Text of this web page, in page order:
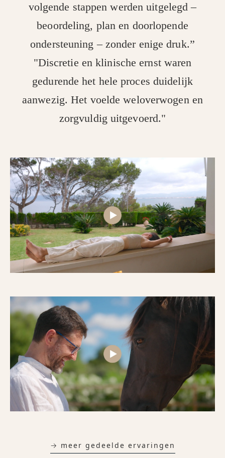
volgende stappen werden uitgelegd –
beoordeling, plan en doorlopende
ondersteuning – zonder enige druk.”
"Discretie en klinische ernst waren
gedurende het hele proces duidelijk
aanwezig. Het voelde weloverwogen en
zorgvuldig uitgevoerd."
→ meer gedeelde ervaringen